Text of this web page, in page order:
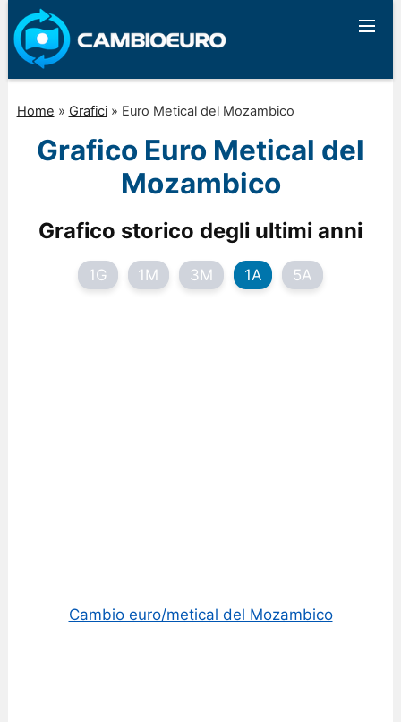
Home » Grafici» Euro Metical del Mozambico
Grafico Euro Metical del
Mozambico
Grafico storico degli ultimi anni
1G 1M 3M 1A 5A
Cambio euro/metical del Mozambico